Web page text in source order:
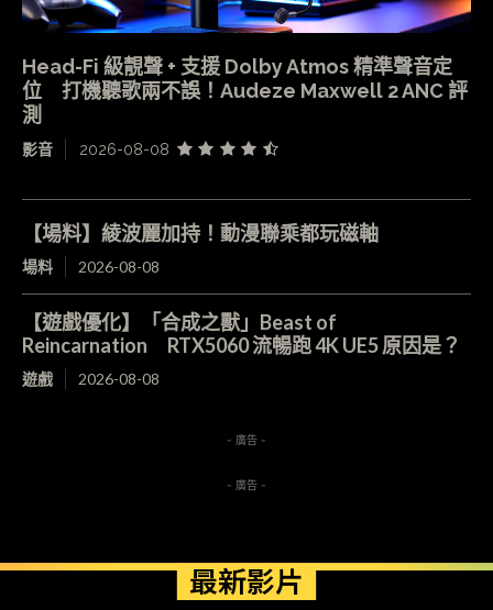
Head-Fi 級靚聲 + 支援 Dolby Atmos 精準聲音定
位 打機聽歌兩不誤！Audeze Maxwell 2 ANC 評
測
影音 2026-08-08
【場料】綾波麗加持！動漫聯乘都玩磁軸
場料 2026-08-08
【遊戲優化】「合成之獸」Beast of
Reincarnation RTX5060 流暢跑 4K UE5 原因是？
遊戲 2026-08-08
- 廣告 -
- 廣告 -
最新影片